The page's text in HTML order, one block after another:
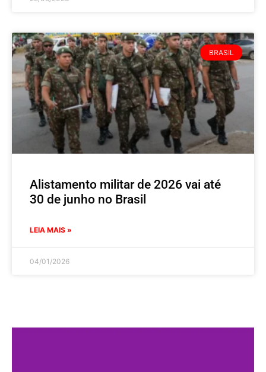
BRASIL
Alistamento militar de 2026 vai até
30 de junho no Brasil
LEIA MAIS »
04/01/2026